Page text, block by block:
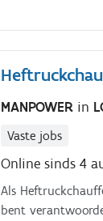
MANPOWER in
Vaste jobs
Online sinds 4
Als
bent